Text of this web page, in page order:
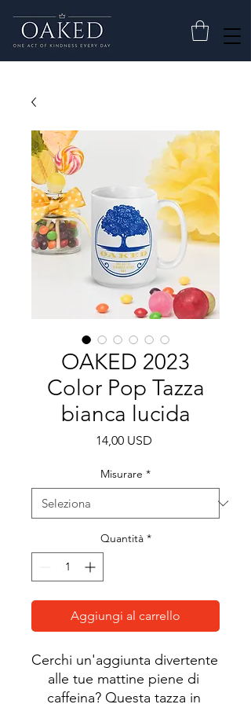
OAKED 2023
Color Pop Tazza
bianca lucida
14,00 USDPrezzo
Misurare *
Quantità *
Aggiungi al carrello
Cerchi un'aggiunta divertente
alle tue mattine piene di
caffeina? Questa tazza in